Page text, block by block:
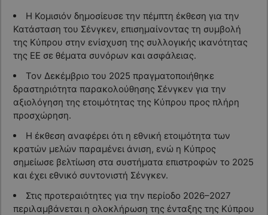
Η Κομισιόν δημοσίευσε την πέμπτη έκθεση για την
Κατάσταση του Σένγκεν, επισημαίνοντας τη συμβολή
της Κύπρου στην ενίσχυση της συλλογικής ικανότητας
της ΕΕ σε θέματα συνόρων και ασφάλειας.
Τον Δεκέμβριο του 2025 πραγματοποιήθηκε
δραστηριότητα παρακολούθησης Σένγκεν για την
αξιολόγηση της ετοιμότητας της Κύπρου προς πλήρη
προσχώρηση.
Η έκθεση αναφέρει ότι η εθνική ετοιμότητα των
κρατών μελών παραμένει άνιση, ενώ η Κύπρος
σημείωσε βελτίωση στα συστήματα επιστροφών το 2025
και έχει εθνικό συντονιστή Σένγκεν.
Στις προτεραιότητες για την περίοδο 2026–2027
περιλαμβάνεται η ολοκλήρωση της ένταξης της Κύπρου